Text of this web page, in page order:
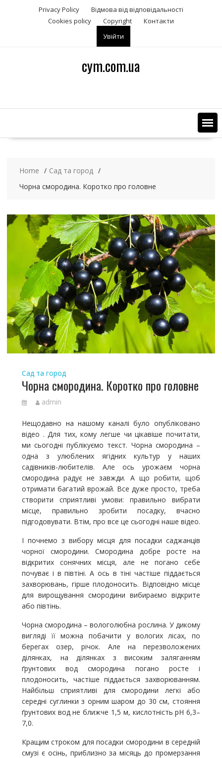
t
Privacy Policy
Відмова від відповідальності
Сookies policy
Copyright
Контакти
Увійти
cym.com.ua
Home
Сад та город
Чорна смородина. Коротко про головне
Сад та город
Чорна смородина. Коротко про головне
admin
Нещодавно на нашому каналі було опубліковано
відео . Для тих, кому легше чи цікавіше почитати,
ми сьогодні публікуємо текст. Чорна смородина –
одна з улюблених ягідних культур у наших
садівників-любителів. Але ось урожаєм чорна
смородина радує не завжди. А що робити, щоб
отримати багатий врожай. Все дуже просто, треба
створити сприятливі умови: правильно вибрати
місце, правильно зробити посадку, вчасно
підгодовувати. Втім, про все це сьогодні наше відео.
І почнемо з вибору місця для посадки саджанців
чорної смородини. Смородина добре росте на
відкритих сонячних місця, але не погано себе
почуває і в півтіні. А ось в тіні частіше піддається
захворювань, гірше плодоносить. Відповідно місце
для вирощування смородини вибираємо відкрите
або півтінь.
Чорна смородина – вологолюбна рослина. У дикому
вигляді її можна побачити у вологих лісах, по
берегах озер, річок. Але на перезволожених
ділянках, на ділянках з високим заляганням
ґрунтових вод смородина погано росте і
плодоносить, частіше піддається захворюванням.
Найбільш сприятливі для смородини легкі або
середні суглинки з орним шаром до 30 см, стояння
ґрунтових вод не ближче 1,5 м, кислотність рН 6,3–
7,0.
Кращим строком для посадки смородини в середній
смузі є осінь, приблизно за місяць до промерзання